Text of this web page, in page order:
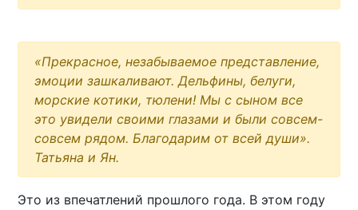
«Прекрасное, незабываемое представление,
эмоции зашкаливают. Дельфины, белуги,
морские котики, тюлени! Мы с сыном все
это увидели своими глазами и были совсем-
совсем рядом. Благодарим от всей души».
Татьяна и Ян.
Это из впечатлений прошлого года. В этом году